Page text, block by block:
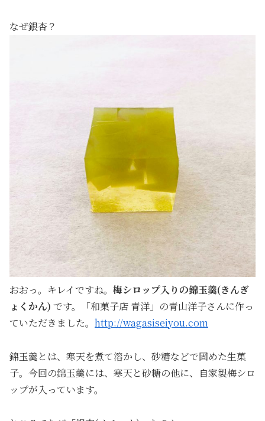
なぜ銀杏？
おおっ。キレイですね。 梅シロップ入りの錦玉羹(きんぎ
ょくかん) です。「和菓子店 青洋」の青山洋子さんに作っ
ていただきました。 http://wagasiseiyou.com
錦玉羹とは、寒天を煮て溶かし、砂糖などで固めた生菓
子。今回の錦玉羹には、寒天と砂糖の他に、自家製梅シロ
ップが入っています。